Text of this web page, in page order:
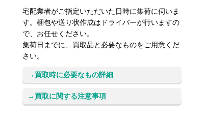
宅配業者がご指定いただいた日時に集荷に伺いま
す。梱包や送り状作成はドライバーが行いますの
で、お任せください。
集荷日までに、買取品と必要なものをご用意くだ
さい。
買取時に必要なもの詳細
買取に関する注意事項